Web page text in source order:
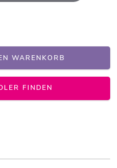
WARENKORB
FINDEN